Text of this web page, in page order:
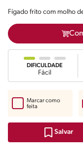
Fígado frito com molho
DIFICULDADE
Fácil
Salvar
Marcar como
feita